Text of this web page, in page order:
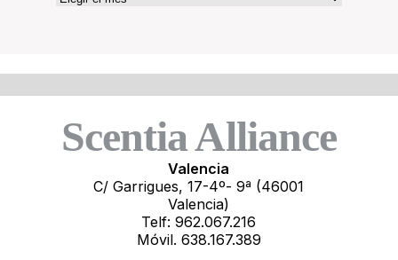
Scentia Alliance
Valencia
C/ Garrigues, 17-4º- 9ª (46001
Valencia)
Telf: 962.067.216
Móvil. 638.167.389